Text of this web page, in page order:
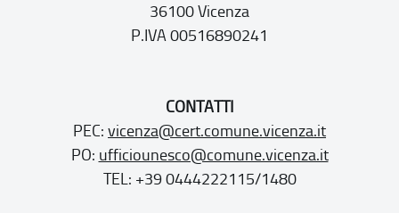
36100 Vicenza
P.IVA 00516890241
CONTATTI
PEC: vicenza@cert.comune.vicenza.it
PO: ufficiounesco@comune.vicenza.it
TEL: +39 0444222115/1480